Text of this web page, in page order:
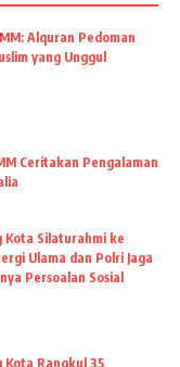
Alquran Pedoman
yang Unggul
Ceritakan Pengalaman
Kota Silaturahmi ke
Ulama dan Polri Jaga
Persoalan Sosial
Kota Rangkul 35